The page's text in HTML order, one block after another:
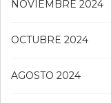
NOVIEMBRE 2024
OCTUBRE 2024
AGOSTO 2024